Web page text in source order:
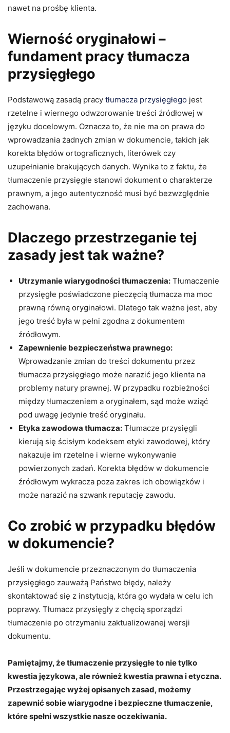
nawet na prośbę klienta.
Wierność oryginałowi –
fundament pracy tłumacza
przysięgłego
Podstawową zasadą pracy tłumacza przysięgłego jest
rzetelne i wiernego odwzorowanie treści źródłowej w
języku docelowym. Oznacza to, że nie ma on prawa do
wprowadzania żadnych zmian w dokumencie, takich jak
korekta błędów ortograficznych, literówek czy
uzupełnianie brakujących danych. Wynika to z faktu, że
tłumaczenie przysięgłe stanowi dokument o charakterze
prawnym, a jego autentyczność musi być bezwzględnie
zachowana.
Dlaczego przestrzeganie tej
zasady jest tak ważne?
Utrzymanie wiarygodności tłumaczenia: Tłumaczenie
przysięgłe poświadczone pieczęcią tłumacza ma moc
prawną równą oryginałowi. Dlatego tak ważne jest, aby
jego treść była w pełni zgodna z dokumentem
źródłowym.
Zapewnienie bezpieczeństwa prawnego:
Wprowadzanie zmian do treści dokumentu przez
tłumacza przysięgłego może narazić jego klienta na
problemy natury prawnej. W przypadku rozbieżności
między tłumaczeniem a oryginałem, sąd może wziąć
pod uwagę jedynie treść oryginału.
Etyka zawodowa tłumacza: Tłumacze przysięgli
kierują się ścisłym kodeksem etyki zawodowej, który
nakazuje im rzetelne i wierne wykonywanie
powierzonych zadań. Korekta błędów w dokumencie
źródłowym wykracza poza zakres ich obowiązków i
może narazić na szwank reputację zawodu.
Co zrobić w przypadku błędów
w dokumencie?
Jeśli w dokumencie przeznaczonym do tłumaczenia
przysięgłego zauważą Państwo błędy, należy
skontaktować się z instytucją, która go wydała w celu ich
poprawy. Tłumacz przysięgły z chęcią sporządzi
tłumaczenie po otrzymaniu zaktualizowanej wersji
dokumentu.
Pamiętajmy, że tłumaczenie przysięgłe to nie tylko
kwestia językowa, ale również kwestia prawna i etyczna.
Przestrzegając wyżej opisanych zasad, możemy
zapewnić sobie wiarygodne i bezpieczne tłumaczenie,
które spełni wszystkie nasze oczekiwania.